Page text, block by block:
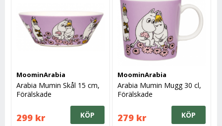
MoominArabia
Arabia Mumin Skål 15 cm,
Förälskade
299 kr KÖP
MoominArabia
Arabia Mumin Mugg 30 cl,
Förälskade
279 kr KÖP